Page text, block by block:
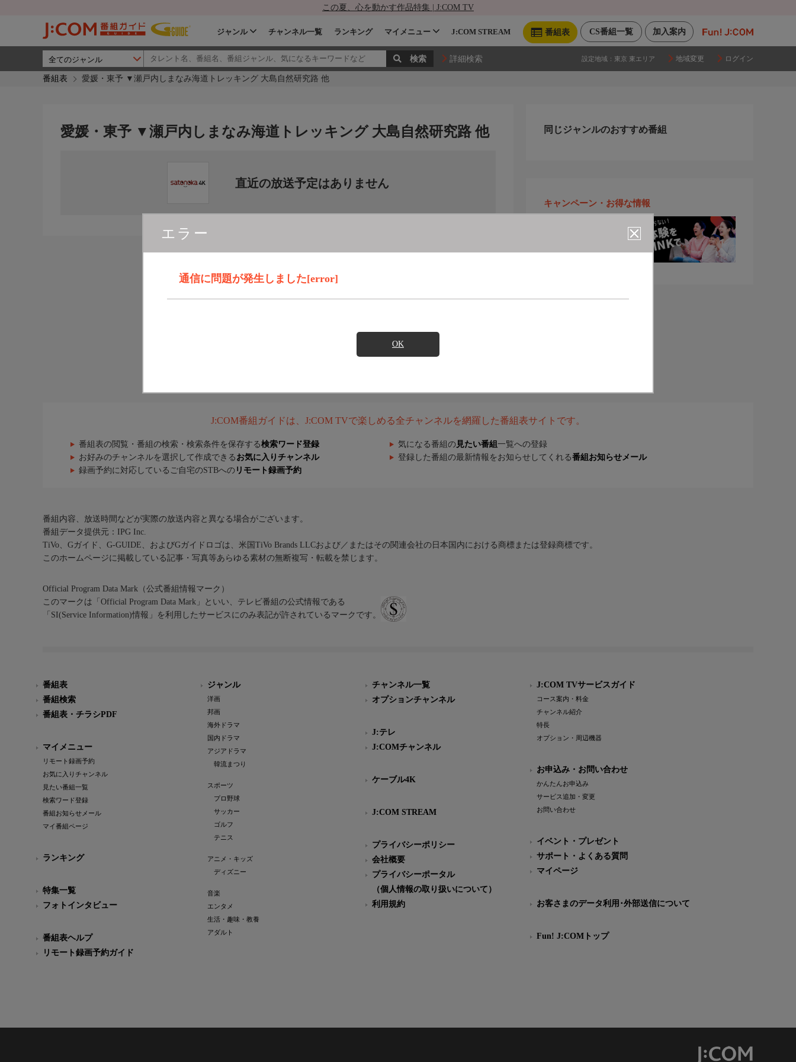
この夏、心を動かす作品特集 | J:COM TV
加入案内
CS番組一覧
番組表
ジャンル チャンネル一覧 ランキング マイメニュー J:COM STREAM
詳細検索 設定地域： 東京 東エリア 地域変更 ログイン
番組表 愛媛・東予 ▼瀬戸内しまなみ海道トレッキング 大島自然研究路 他
エラー
通信に問題が発生しました[error]
OK
愛媛・東予 ▼瀬戸内しまなみ海道トレッキング 大島自然研究路 他
直近の放送予定はありません
同じジャンルのおすすめ番組
キャンペーン・お得な情報
J:COM番組ガイドは、J:COM TVで楽しめる全チャンネルを網羅した番組表サイトです。
番組表の閲覧・番組の検索・検索条件を保存する検索ワード登録 気になる番組の 見たい番組 一覧への登録
お好みのチャンネルを選択して作成できる お気に入りチャンネル 登録した番組の最新情報をお知らせしてくれる番組お知らせメール
録画予約に対応しているご自宅のSTBへの リモート録画予約
番組内容、放送時間などが実際の放送内容と異なる場合がございます。
番組データ提供元：IPG Inc.
TiVo、Gガイド、G-GUIDE、およびGガイドロゴは、米国TiVo Brands LLCおよび／またはその関連会社の日本国内における商標または登録商標です。
このホームページに掲載している記事・写真等あらゆる素材の無断複写・転載を禁じます。
Official Program Data Mark（公式番組情報マーク）
このマークは「Official Program Data Mark」といい、テレビ番組の公式情報である
「SI(Service Information)情報」を利用したサービスにのみ表記が許されているマークです。
番組表
番組検索
番組表・チラシPDF
マイメニュー
リモート録画予約
お気に入りチャンネル
見たい番組一覧
検索ワード登録
番組お知らせメール
マイ番組ページ
ランキング
特集一覧
フォトインタビュー
番組表ヘルプ
リモート録画予約ガイド
ジャンル
洋画
邦画
海外ドラマ
国内ドラマ
アジアドラマ
韓流まつり
スポーツ
プロ野球
サッカー
ゴルフ
テニス
アニメ・キッズ
ディズニー
音楽
エンタメ
生活・趣味・教養
アダルト
チャンネル一覧
オプションチャンネル
J:テレ
J:COMチャンネル
ケーブル4K
J:COM STREAM
プライバシーポリシー
会社概要
プライバシーポータル
（個人情報の取り扱いについて）
利用規約
J:COM TVサービスガイド
コース案内・料金
チャンネル紹介
特長
オプション・周辺機器
お申込み・お問い合わせ
かんたんお申込み
サービス追加・変更
お問い合わせ
イベント・プレゼント
サポート・よくある質問
マイページ
お客さまのデータ利用･外部送信について
Fun! J:COMトップ